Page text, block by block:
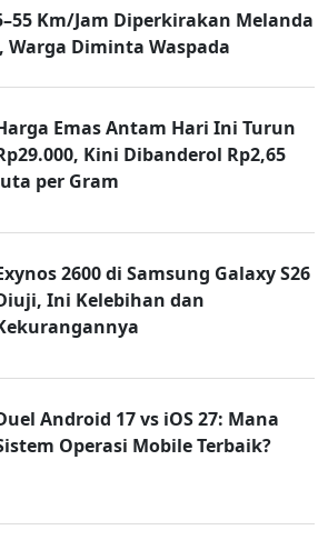
Km/Jam Diperkirakan Melanda
Warga Diminta Waspada
Emas Antam Hari Ini Turun
Kini Dibanderol Rp2,65
per Gram
2600 di Samsung Galaxy S26
Ini Kelebihan dan
Android 17 vs iOS 27: Mana
Operasi Mobile Terbaik?